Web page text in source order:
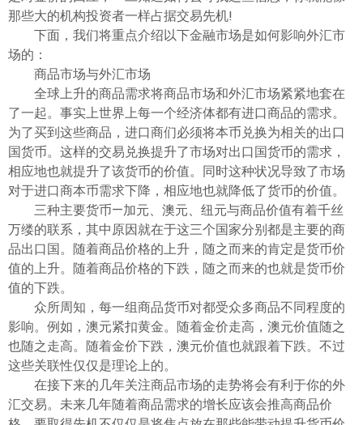
ไทย
那些大的机构投资者一样占据交易先机!
下面，我们将重点介绍以下金融市场是如何影响外汇市
场的：
商品市场与外汇市场
全球上升的商品需求将商品市场和外汇市场紧紧地套在
了一起。事实上世界上每一个经济体都有进口商品的需求。
为了买到这些商品，进口商们必须将本币兑换为相关的出口
国货币。这样的交易兑换提升了市场对出口国货币的需求，
相应地也就提升了该货币的价值。同时这种状况导致了市场
对于进口商本币需求下降，相应地也就降低了货币的价值。
三种主要货币—加元、澳元、纽元与商品价值有着千丝
万缕的联系，其中原因就在于这三个国家分别都是主要的商
品出口国。随着商品价格的上升，随之而来的肯定是货币价
值的上升。随着商品价格的下跌，随之而来的也就是货币价
值的下跌。
众所周知，每一组商品货币对都受众多商品不同程度的
影响。例如，澳元紧扣黄金。随着金价走高，澳元价值随之
也随之走高。随着金价下跌，澳元价值也就跟着下跌。不过
这些关联性仅仅是理论上的。
在接下来的几年关注商品市场的走势将会有利于你的外
汇交易。未来几年随着商品需求的增长应该会推高商品价